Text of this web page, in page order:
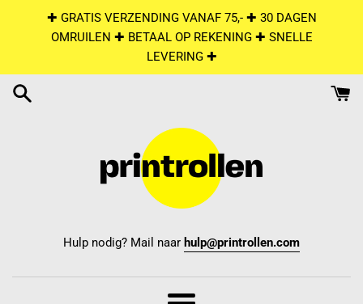
✚ GRATIS VERZENDING VANAF 75,- ✚ 30 DAGEN
OMRUILEN ✚ BETAAL OP REKENING ✚ SNELLE
LEVERING ✚
Hulp nodig? Mail naar hulp@printrollen.com